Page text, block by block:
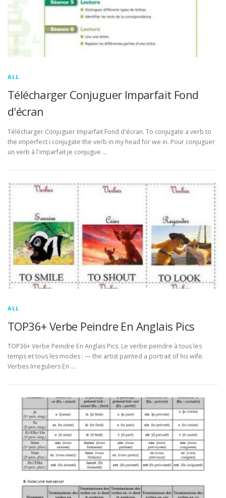
ALL
Télécharger Conjuguer Imparfait Fond
d'écran
Télécharger Conjuguer Imparfait Fond d'écran. To conjugate a verb to
the imperfect i conjugate the verb in my head for we in. Pour conjuguer
un verb à l'imparfait je conjugue …
ALL
TOP36+ Verbe Peindre En Anglais Pics
TOP36+ Verbe Peindre En Anglais Pics. Le verbe peindre à tous les
temps et tous les modes : — the artist painted a portrait of his wife.
Verbes Irreguliers En …